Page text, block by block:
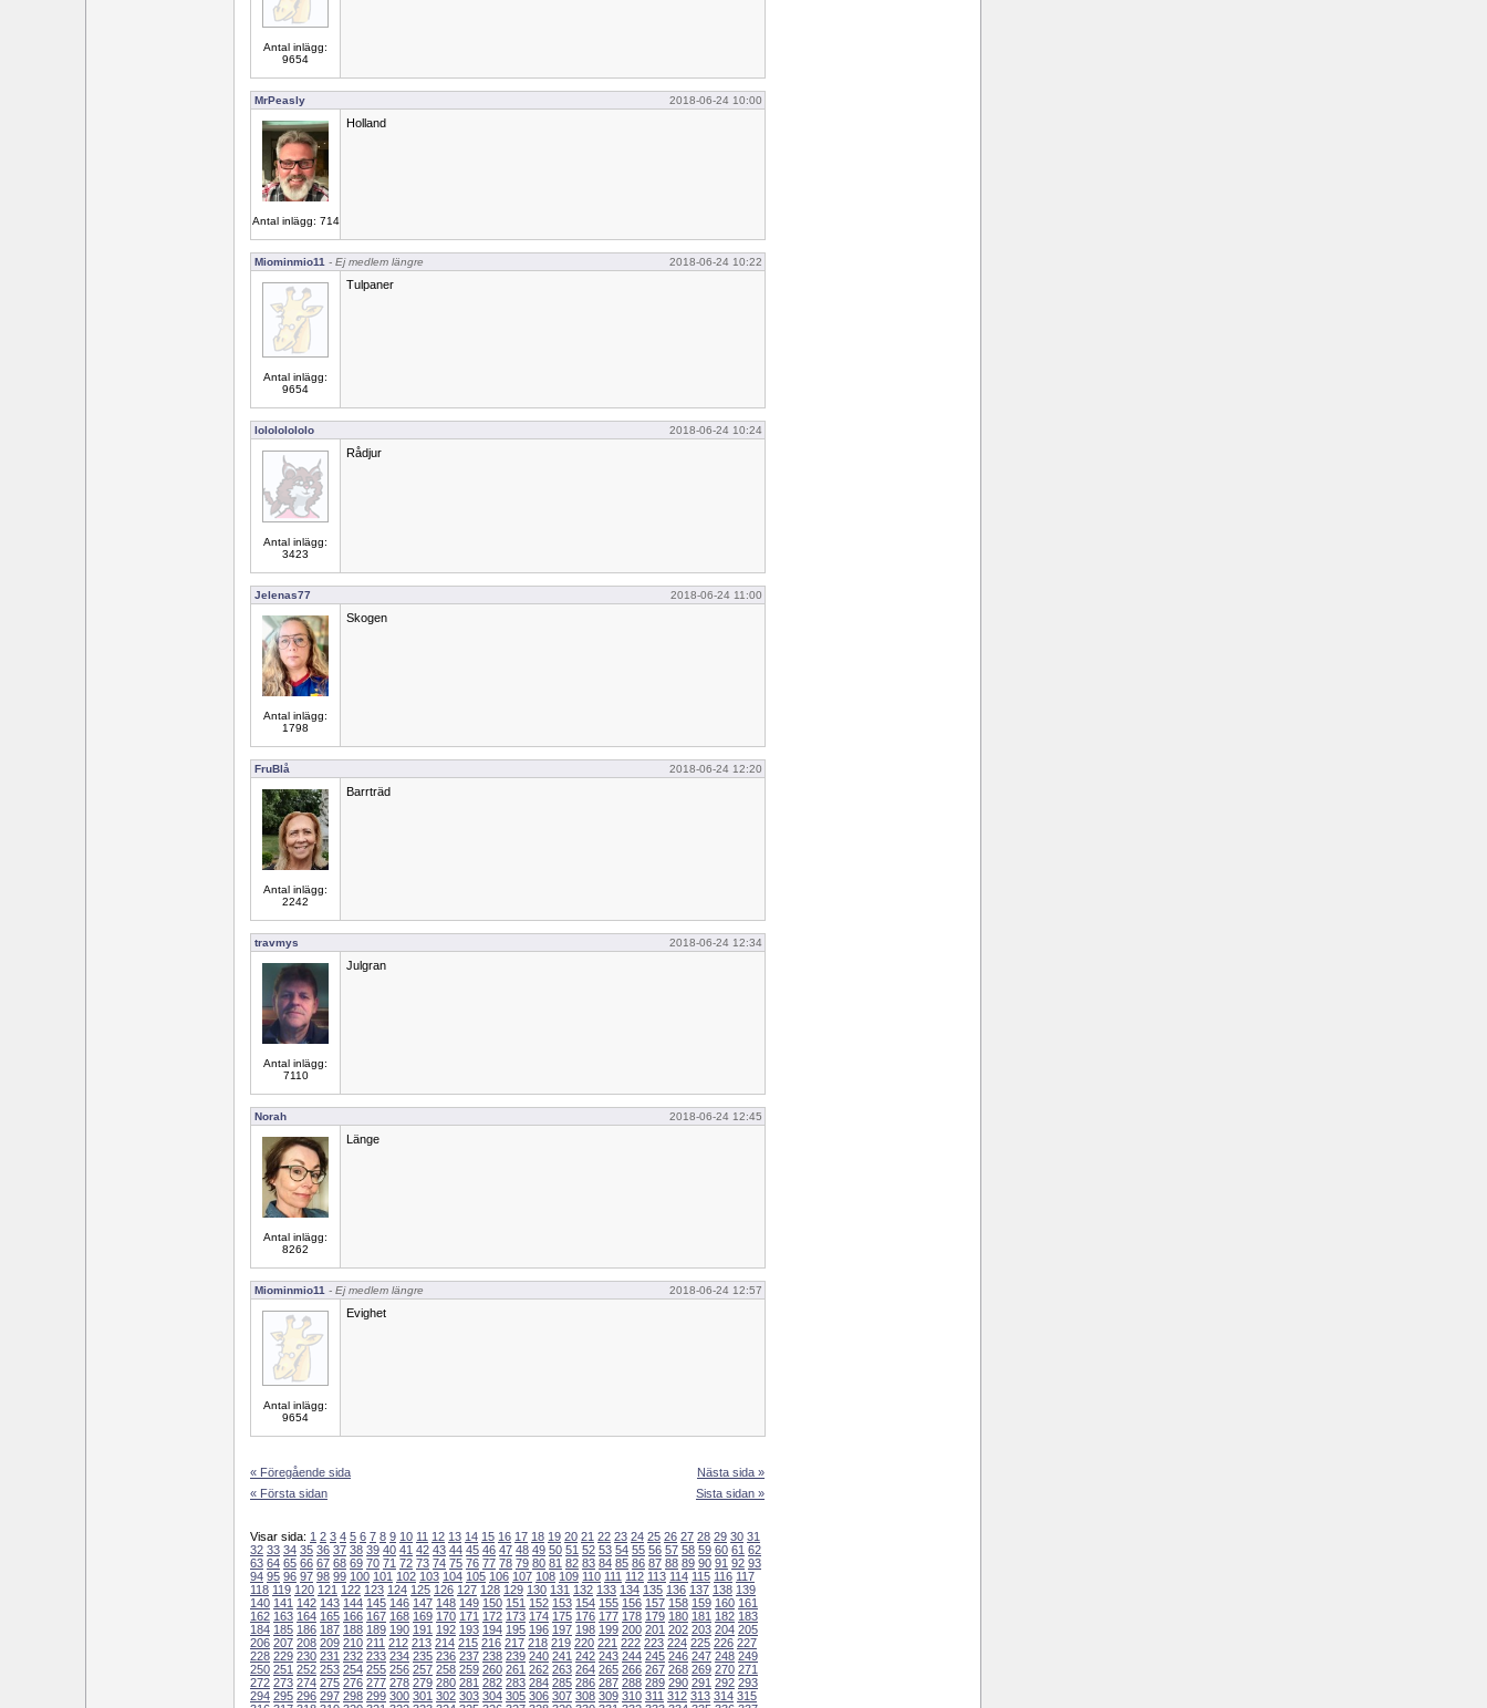
Antal inlägg:
9654
MrPeasly 2018-06-24 10:00
Antal inlägg: 714
Holland
Miominmio11 - Ej medlem längre 2018-06-24 10:22
Antal inlägg:
9654
Tulpaner
lolololololo 2018-06-24 10:24
Antal inlägg:
3423
Rådjur
Jelenas77 2018-06-24 11:00
Antal inlägg:
1798
Skogen
FruBlå 2018-06-24 12:20
Antal inlägg:
2242
Barrträd
travmys 2018-06-24 12:34
Antal inlägg:
7110
Julgran
Norah 2018-06-24 12:45
Antal inlägg:
8262
Länge
Miominmio11 - Ej medlem längre 2018-06-24 12:57
Antal inlägg:
9654
Evighet
« Föregående sida
« Första sidan
Nästa sida »
Sista sidan »
Visar sida: 1 2 3 4 5 6 7 8 9 10 11 12 13 14 15 16 17 18 19 20 21 22 23 24 25 26 27 28 29 30 31
32 33 34 35 36 37 38 39 40 41 42 43 44 45 46 47 48 49 50 51 52 53 54 55 56 57 58 59 60 61 62
63 64 65 66 67 68 69 70 71 72 73 74 75 76 77 78 79 80 81 82 83 84 85 86 87 88 89 90 91 92 93
94 95 96 97 98 99 100 101 102 103 104 105 106 107 108 109 110 111 112 113 114 115 116 117
118 119 120 121 122 123 124 125 126 127 128 129 130 131 132 133 134 135 136 137 138 139
140 141 142 143 144 145 146 147 148 149 150 151 152 153 154 155 156 157 158 159 160 161
162 163 164 165 166 167 168 169 170 171 172 173 174 175 176 177 178 179 180 181 182 183
184 185 186 187 188 189 190 191 192 193 194 195 196 197 198 199 200 201 202 203 204 205
206 207 208 209 210 211 212 213 214 215 216 217 218 219 220 221 222 223 224 225 226 227
228 229 230 231 232 233 234 235 236 237 238 239 240 241 242 243 244 245 246 247 248 249
250 251 252 253 254 255 256 257 258 259 260 261 262 263 264 265 266 267 268 269 270 271
272 273 274 275 276 277 278 279 280 281 282 283 284 285 286 287 288 289 290 291 292 293
294 295 296 297 298 299 300 301 302 303 304 305 306 307 308 309 310 311 312 313 314 315